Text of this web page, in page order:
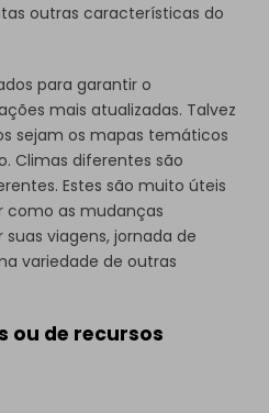
outras características do
para garantir o
mais atualizadas. Talvez
sejam os mapas temáticos
Climas diferentes são
Estes são muito úteis
como as mudanças
viagens, jornada de
variedade de outras
ou de recursos